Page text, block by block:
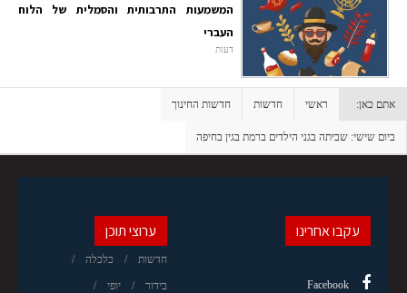
המשמעות התרבותית והסמלית של הלוח
העברי
דעות
אתם כאן: ראשי חדשות חדשות החינוך
ביום שישי: שביתה בגני הילדים ברמת בגין בחיפה
ערוצי תוכן
חדשות כלכלה
בידור יופי
עקבו אחרינו
Facebook